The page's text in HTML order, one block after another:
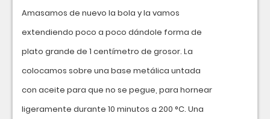
Amasamos de nuevo la bola y la vamos
extendiendo poco a poco dándole forma de
plato grande de 1 centímetro de grosor. La
colocamos sobre una base metálica untada
con aceite para que no se pegue, para hornear
ligeramente durante 10 minutos a 200 °C. Una